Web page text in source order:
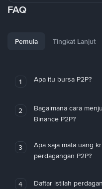
FAQ
Pemula Tingkat Lanjut
1 Apa itu bursa P2P?
2
Bagaimana cara
Binance P2P?
3
Apa saja mata uang
perdagangan P2P?
4 Daftar istilah